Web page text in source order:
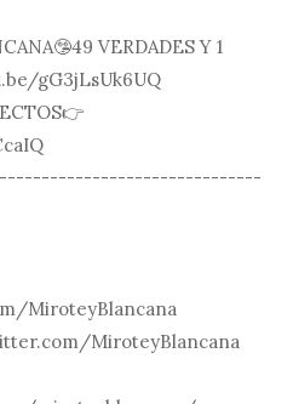
VERDADES Y 1
gG3jLsUk6UQ
MiroteyBlancana
MiroteyBlancana